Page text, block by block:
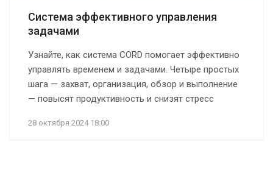
Система эффективного управления
задачами
Узнайте, как система CORD помогает эффективно
управлять временем и задачами. Четыре простых
шага — захват, организация, обзор и выполнение
— повысят продуктивность и снизят стресс
28 октября 2024 18:00